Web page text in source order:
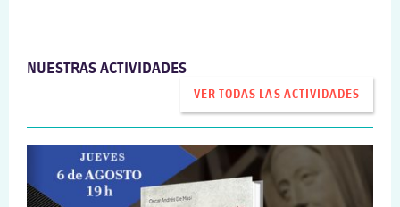
NUESTRAS ACTIVIDADES
VER TODAS LAS ACTIVIDADES